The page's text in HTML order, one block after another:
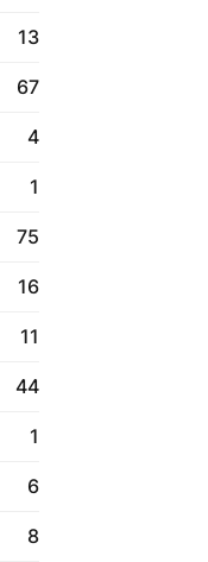
13
67
4
1
75
16
11
44
1
6
8